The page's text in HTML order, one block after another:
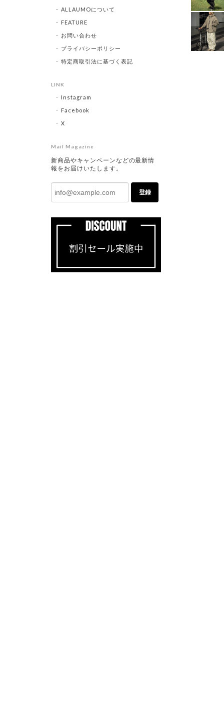
ALLAUMOについて
FEATURE
お問い合わせ
プライバシーポリシー
特定商取引法に基づく表記
LINK
Instagram
Facebook
X
Mail Magazine
新商品やキャンペーンなどの最新情
報をお届けいたします。
登録